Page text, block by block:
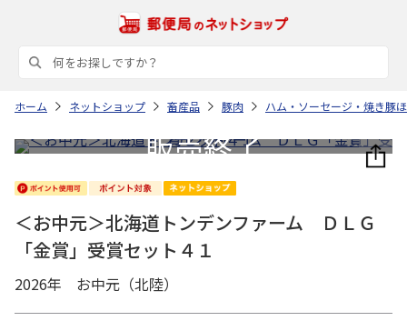
ホーム ネットショップ 畜産品 豚肉 ハム・ソーセージ・焼き豚
＜お中元＞北海道トンデンファーム ＤＬＧ
「金賞」受賞セット４１
2026年 お中元（北陸）